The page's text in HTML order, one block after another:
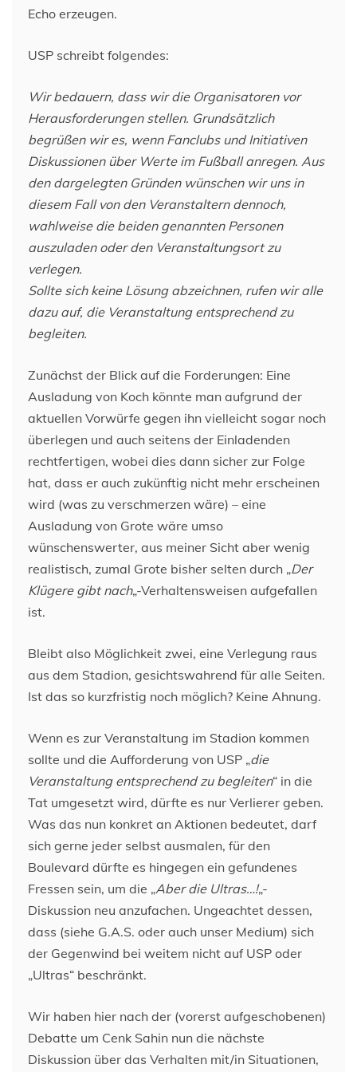
Echo erzeugen.
USP schreibt folgendes:
Wir bedauern, dass wir die Organisatoren vor
Herausforderungen stellen. Grundsätzlich
begrüßen wir es, wenn Fanclubs und Initiativen
Diskussionen über Werte im Fußball anregen. Aus
den dargelegten Gründen wünschen wir uns in
diesem Fall von den Veranstaltern dennoch,
wahlweise die beiden genannten Personen
auszuladen oder den Veranstaltungsort zu
verlegen.
Sollte sich keine Lösung abzeichnen, rufen wir alle
dazu auf, die Veranstaltung entsprechend zu
begleiten.
Zunächst der Blick auf die Forderungen: Eine
Ausladung von Koch könnte man aufgrund der
aktuellen Vorwürfe gegen ihn vielleicht sogar noch
überlegen und auch seitens der Einladenden
rechtfertigen, wobei dies dann sicher zur Folge
hat, dass er auch zukünftig nicht mehr erscheinen
wird (was zu verschmerzen wäre) – eine
Ausladung von Grote wäre umso
wünschenswerter, aus meiner Sicht aber wenig
realistisch, zumal Grote bisher selten durch „Der
Klügere gibt nach„-Verhaltensweisen aufgefallen
ist.
Bleibt also Möglichkeit zwei, eine Verlegung raus
aus dem Stadion, gesichtswahrend für alle Seiten.
Ist das so kurzfristig noch möglich? Keine Ahnung.
Wenn es zur Veranstaltung im Stadion kommen
sollte und die Aufforderung von USP „die
Veranstaltung entsprechend zu begleiten“ in die
Tat umgesetzt wird, dürfte es nur Verlierer geben.
Was das nun konkret an Aktionen bedeutet, darf
sich gerne jeder selbst ausmalen, für den
Boulevard dürfte es hingegen ein gefundenes
Fressen sein, um die „Aber die Ultras…!„-
Diskussion neu anzufachen. Ungeachtet dessen,
dass (siehe G.A.S. oder auch unser Medium) sich
der Gegenwind bei weitem nicht auf USP oder
„Ultras“ beschränkt.
Wir haben hier nach der (vorerst aufgeschobenen)
Debatte um Cenk Sahin nun die nächste
Diskussion über das Verhalten mit/in Situationen,